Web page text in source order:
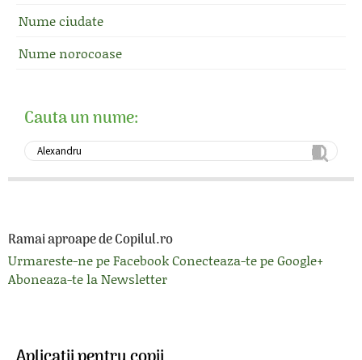
Nume ciudate
Nume norocoase
Cauta un nume:
Ramai aproape de Copilul.ro
Urmareste-ne pe FacebookConecteaza-te pe Google+
Aboneaza-te la Newsletter